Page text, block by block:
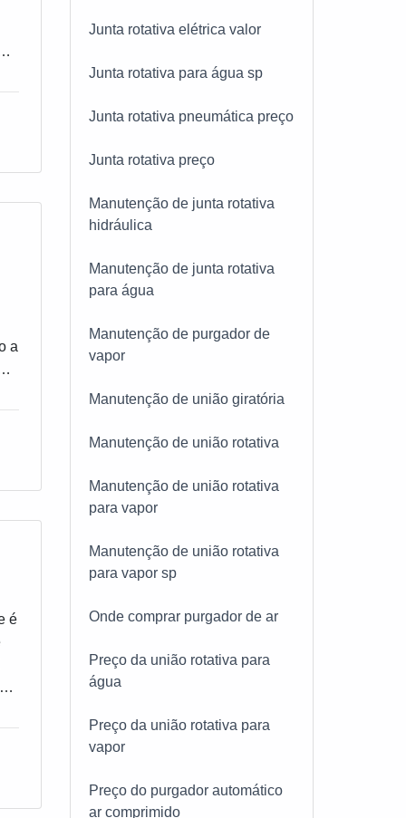
a
é
Junta rotativa elétrica valor
Junta rotativa para água sp
Junta rotativa pneumática preço
Junta rotativa preço
Manutenção de junta rotativa
hidráulica
Manutenção de junta rotativa
para água
Manutenção de purgador de
vapor
Manutenção de união giratória
Manutenção de união rotativa
Manutenção de união rotativa
para vapor
Manutenção de união rotativa
para vapor sp
Onde comprar purgador de ar
Preço da união rotativa para
água
Preço da união rotativa para
vapor
Preço do purgador automático
ar comprimido